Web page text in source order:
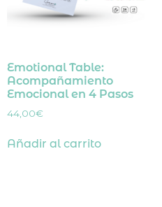
Emotional Table:
Acompañamiento
Emocional en 4 Pasos
44,00€
Añadir al carrito